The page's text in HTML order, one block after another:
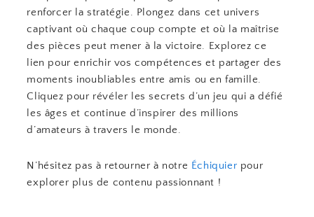
renforcer la stratégie. Plongez dans cet univers
captivant où chaque coup compte et où la maîtrise
des pièces peut mener à la victoire. Explorez ce
lien pour enrichir vos compétences et partager des
moments inoubliables entre amis ou en famille.
Cliquez pour révéler les secrets d’un jeu qui a défié
les âges et continue d’inspirer des millions
d’amateurs à travers le monde.
N’hésitez pas à retourner à notre Échiquier pour
explorer plus de contenu passionnant !